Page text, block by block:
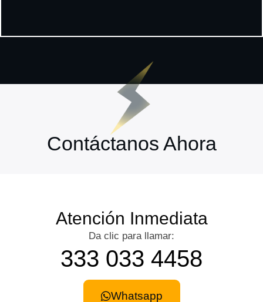
Contáctanos Ahora
Atención Inmediata
Da clic para llamar:
333 033 4458
Whatsapp